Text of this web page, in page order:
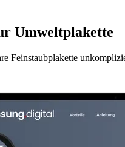
Umweltplakette
Feinstaubplakette